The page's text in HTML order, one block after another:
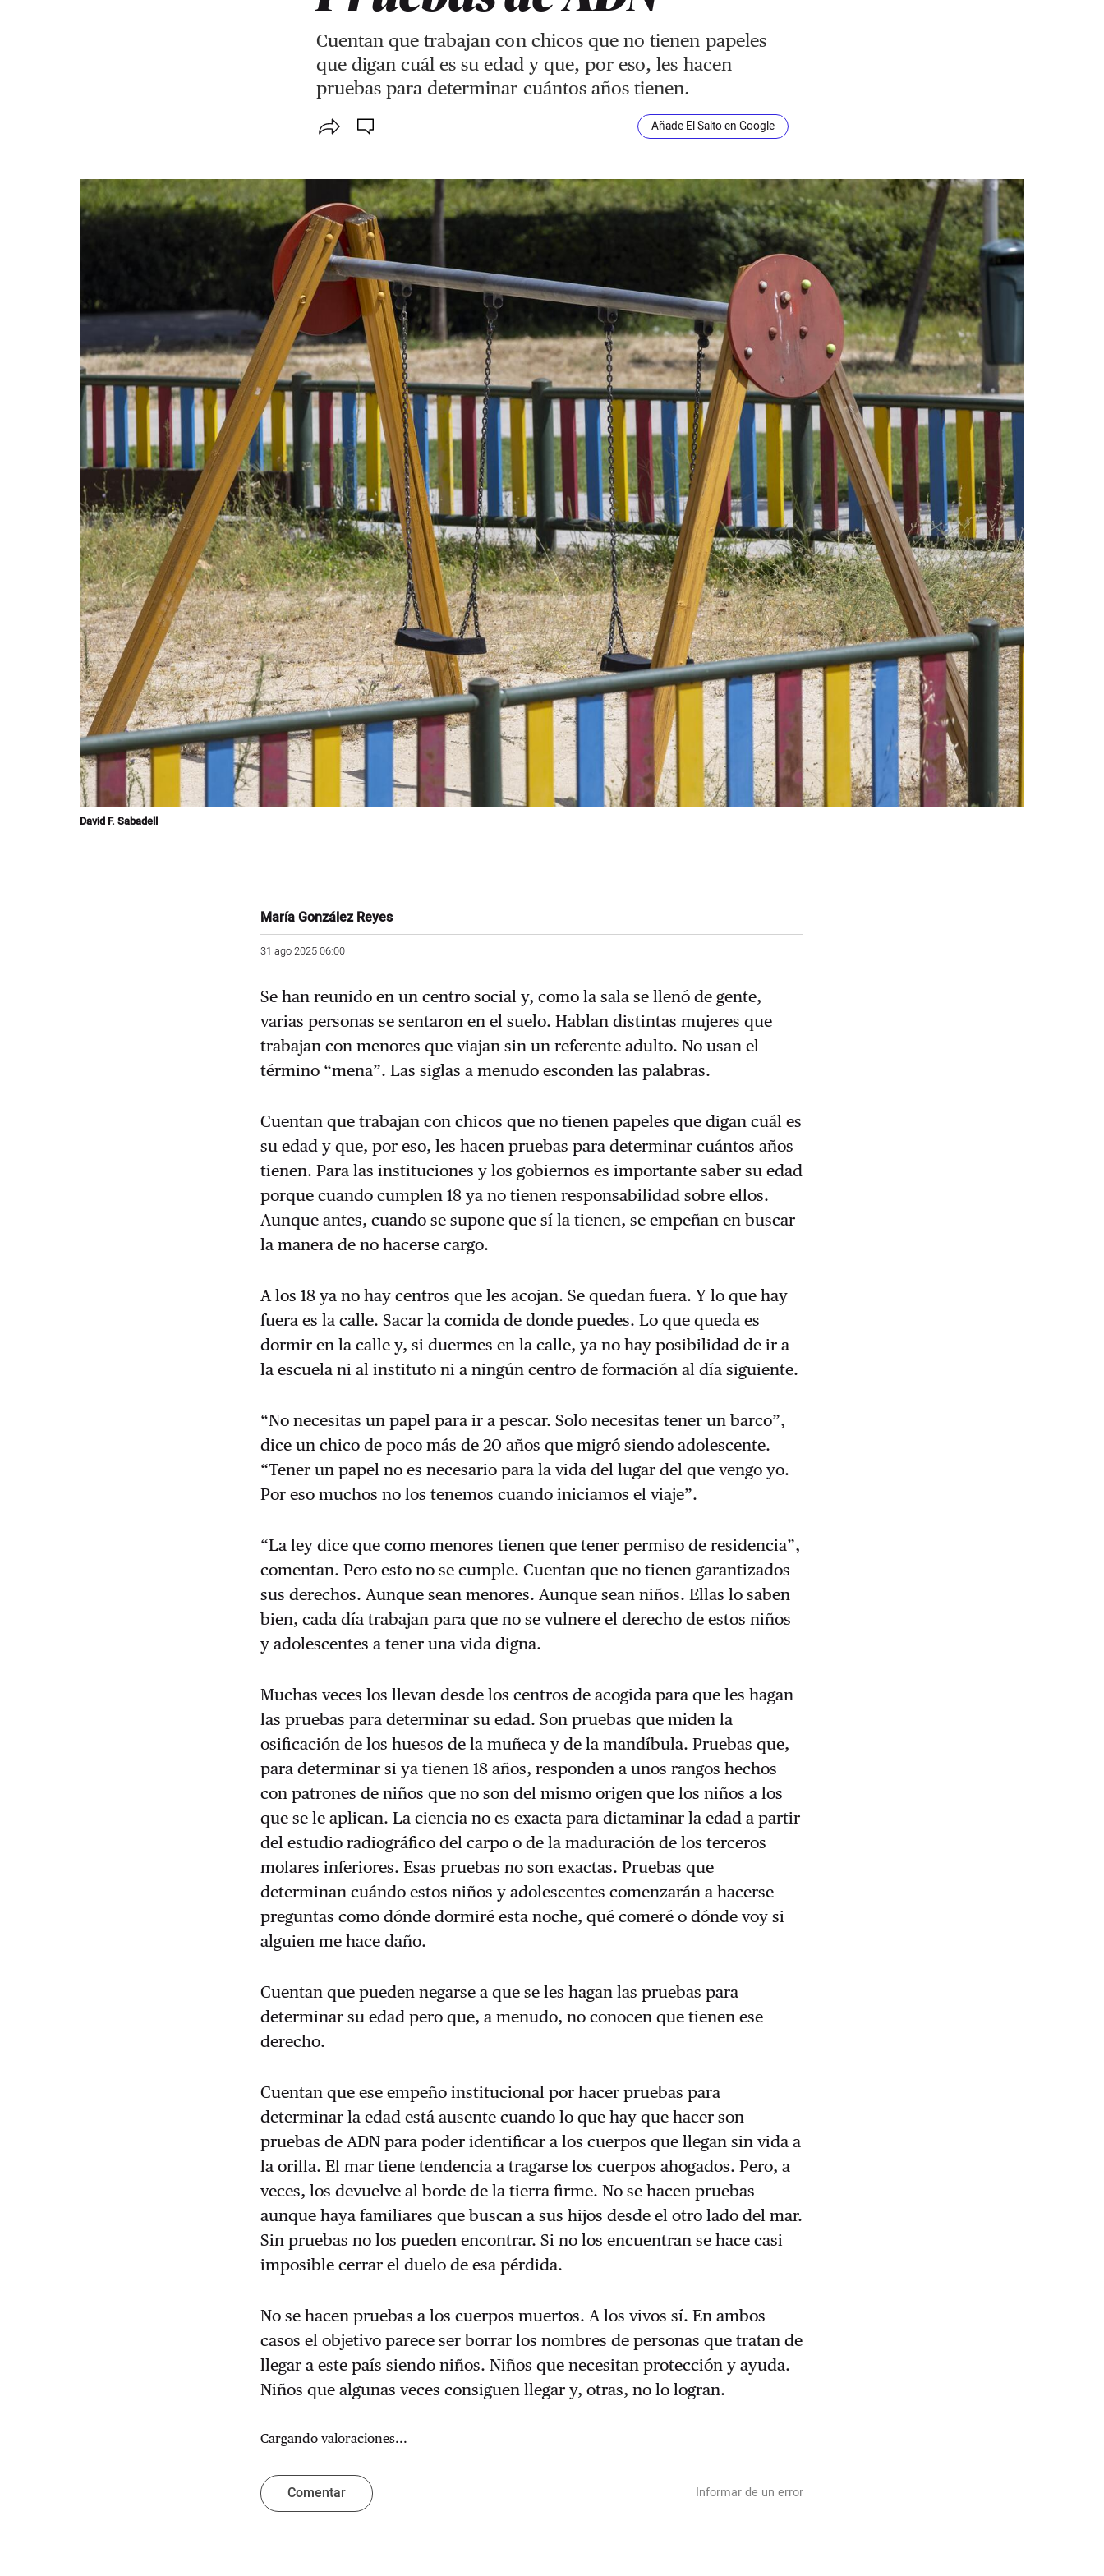
Cuentan que trabajan con chicos que no tienen papeles
que digan cuál es su edad y que, por eso, les hacen
pruebas para determinar cuántos años tienen.
Añade El Salto en Google
David F. Sabadell
María González Reyes
31 ago 2025 06:00
Se han reunido en un centro social y, como la sala se llenó de gente,
varias personas se sentaron en el suelo. Hablan distintas mujeres que
trabajan con menores que viajan sin un referente adulto. No usan el
término “mena”. Las siglas a menudo esconden las palabras.
Cuentan que trabajan con chicos que no tienen papeles que digan cuál es
su edad y que, por eso, les hacen pruebas para determinar cuántos años
tienen. Para las instituciones y los gobiernos es importante saber su edad
porque cuando cumplen 18 ya no tienen responsabilidad sobre ellos.
Aunque antes, cuando se supone que sí la tienen, se empeñan en buscar
la manera de no hacerse cargo.
A los 18 ya no hay centros que les acojan. Se quedan fuera. Y lo que hay
fuera es la calle. Sacar la comida de donde puedes. Lo que queda es
dormir en la calle y, si duermes en la calle, ya no hay posibilidad de ir a
la escuela ni al instituto ni a ningún centro de formación al día siguiente.
“No necesitas un papel para ir a pescar. Solo necesitas tener un barco”,
dice un chico de poco más de 20 años que migró siendo adolescente.
“Tener un papel no es necesario para la vida del lugar del que vengo yo.
Por eso muchos no los tenemos cuando iniciamos el viaje”.
“La ley dice que como menores tienen que tener permiso de residencia”,
comentan. Pero esto no se cumple. Cuentan que no tienen garantizados
sus derechos. Aunque sean menores. Aunque sean niños. Ellas lo saben
bien, cada día trabajan para que no se vulnere el derecho de estos niños
y adolescentes a tener una vida digna.
Muchas veces los llevan desde los centros de acogida para que les hagan
las pruebas para determinar su edad. Son pruebas que miden la
osificación de los huesos de la muñeca y de la mandíbula. Pruebas que,
para determinar si ya tienen 18 años, responden a unos rangos hechos
con patrones de niños que no son del mismo origen que los niños a los
que se le aplican. La ciencia no es exacta para dictaminar la edad a partir
del estudio radiográfico del carpo o de la maduración de los terceros
molares inferiores. Esas pruebas no son exactas. Pruebas que
determinan cuándo estos niños y adolescentes comenzarán a hacerse
preguntas como dónde dormiré esta noche, qué comeré o dónde voy si
alguien me hace daño.
Cuentan que pueden negarse a que se les hagan las pruebas para
determinar su edad pero que, a menudo, no conocen que tienen ese
derecho.
Cuentan que ese empeño institucional por hacer pruebas para
determinar la edad está ausente cuando lo que hay que hacer son
pruebas de ADN para poder identificar a los cuerpos que llegan sin vida a
la orilla. El mar tiene tendencia a tragarse los cuerpos ahogados. Pero, a
veces, los devuelve al borde de la tierra firme. No se hacen pruebas
aunque haya familiares que buscan a sus hijos desde el otro lado del mar.
Sin pruebas no los pueden encontrar. Si no los encuentran se hace casi
imposible cerrar el duelo de esa pérdida.
No se hacen pruebas a los cuerpos muertos. A los vivos sí. En ambos
casos el objetivo parece ser borrar los nombres de personas que tratan de
llegar a este país siendo niños. Niños que necesitan protección y ayuda.
Niños que algunas veces consiguen llegar y, otras, no lo logran.
Cargando valoraciones...
Comentar Informar de un error